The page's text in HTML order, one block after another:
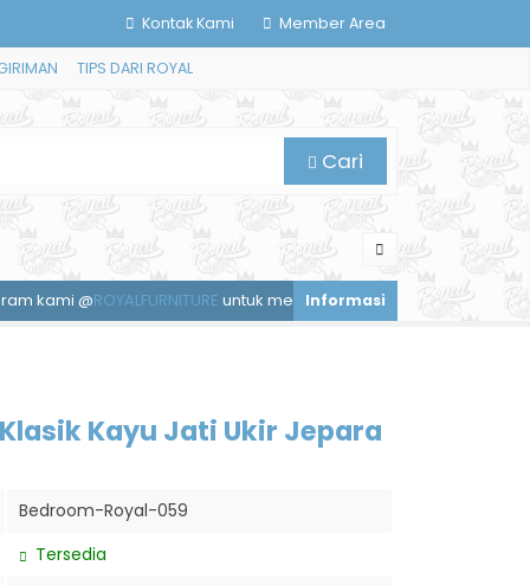
Kontak Kami Member Area
TIPS DARI ROYAL
Cari
untuk mendapatkan diskon spesial.
Kayu Jati Ukir Jepara
Bedroom-Royal-059
Tersedia